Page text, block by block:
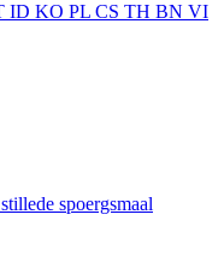
ID KO PL CS TH BN VI
spoergsmaal